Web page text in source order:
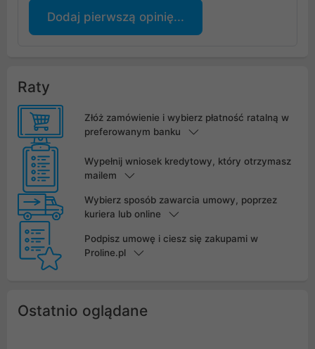
Dodaj pierwszą opinię...
Raty
Złóż zamówienie i wybierz płatność ratalną w
preferowanym banku
Wypełnij wniosek kredytowy, który otrzymasz
mailem
Wybierz sposób zawarcia umowy, poprzez
kuriera lub online
Podpisz umowę i ciesz się zakupami w
Proline.pl
Ostatnio oglądane